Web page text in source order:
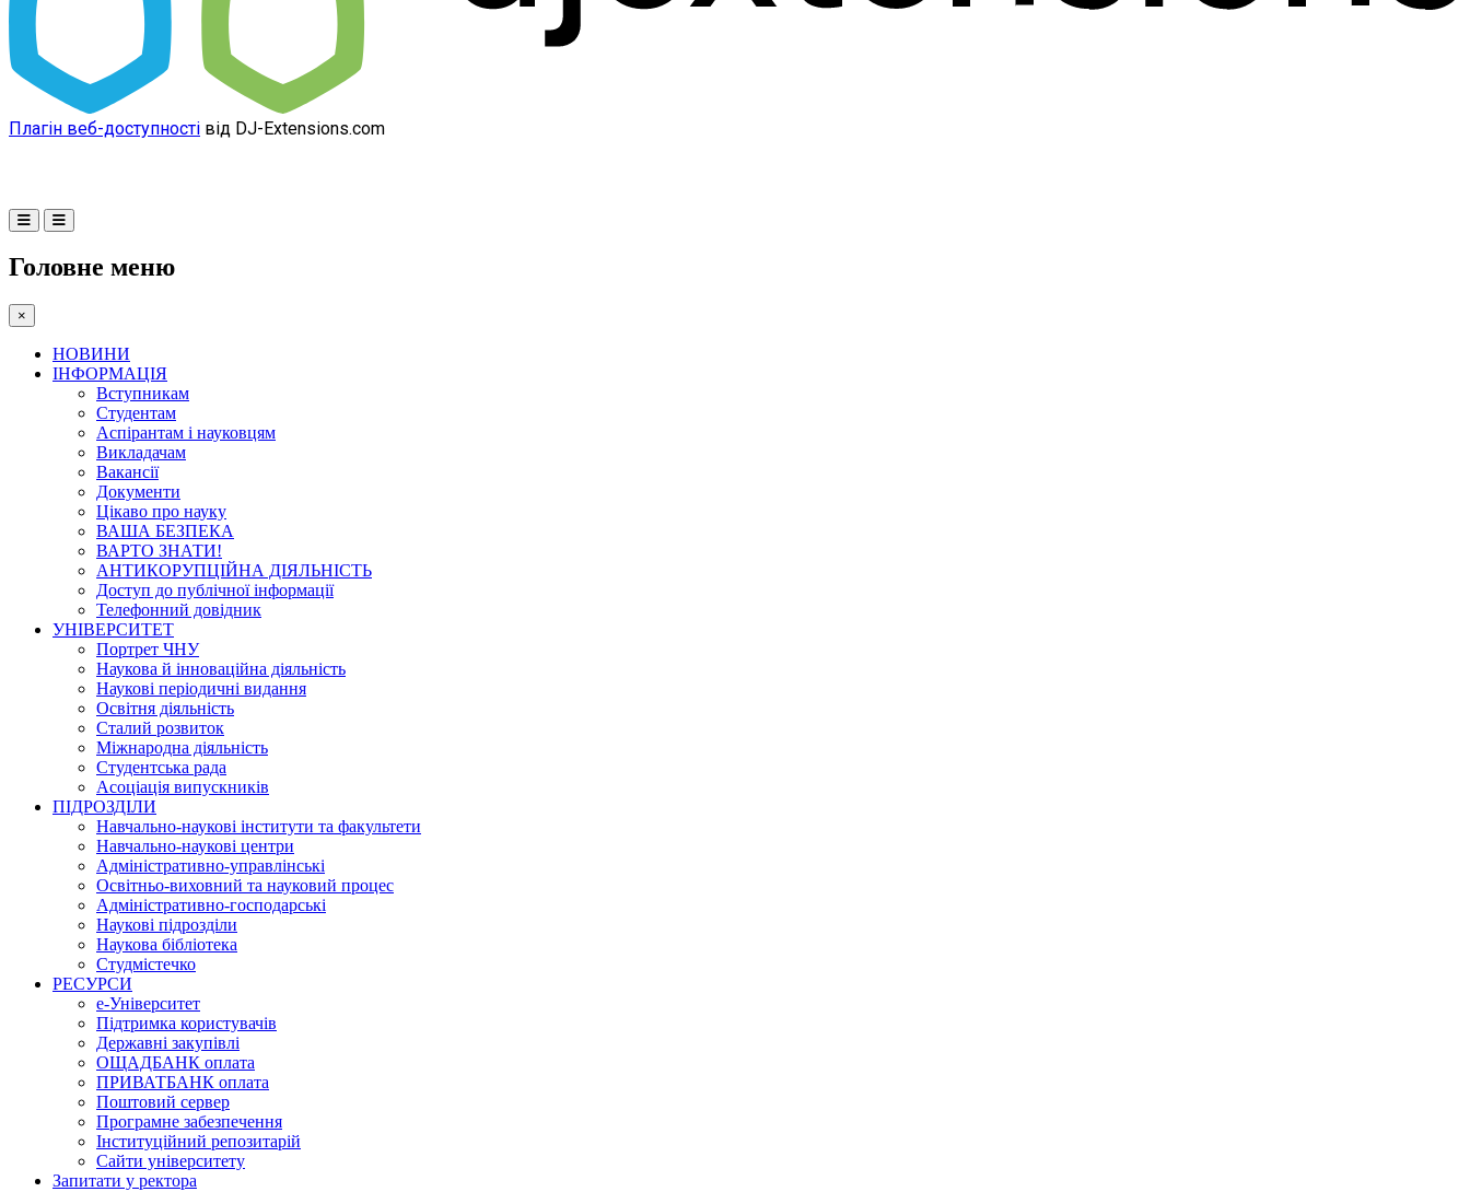
Плагін веб-доступності від DJ-Extensions.com
Головне меню
×
НОВИНИ
ІНФОРМАЦІЯ
Вступникам
Студентам
Аспірантам і науковцям
Викладачам
Вакансії
Документи
Цікаво про науку
ВАША БЕЗПЕКА
ВАРТО ЗНАТИ!
АНТИКОРУПЦІЙНА ДІЯЛЬНІСТЬ
Доступ до публічної інформації
Телефонний довідник
УНІВЕРСИТЕТ
Портрет ЧНУ
Наукова й інноваційна діяльність
Наукові періодичні видання
Освітня діяльність
Сталий розвиток
Міжнародна діяльність
Студентська рада
Асоціація випускників
ПІДРОЗДІЛИ
Навчально-наукові інститути та факультети
Навчально-наукові центри
Адміністративно-управлінські
Освітньо-виховний та науковий процес
Адміністративно-господарські
Наукові підрозділи
Наукова бібліотека
Студмістечко
РЕСУРСИ
е-Університет
Підтримка користувачів
Державні закупівлі
ОЩАДБАНК оплата
ПРИВАТБАНК оплата
Поштовий сервер
Програмне забезпечення
Інституційний репозитарій
Сайти університету
Запитати у ректора